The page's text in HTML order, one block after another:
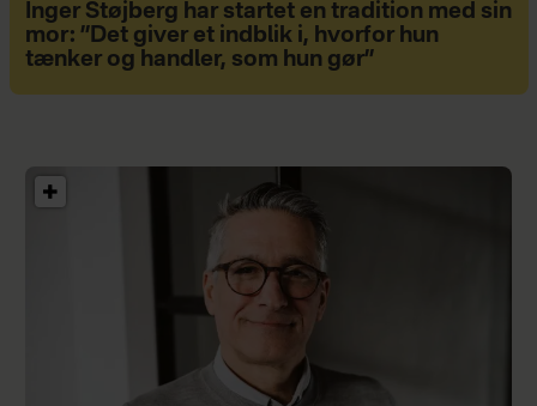
Inger Støjberg har startet en tradition med sin
mor: ”Det giver et indblik i, hvorfor hun
tænker og handler, som hun gør”